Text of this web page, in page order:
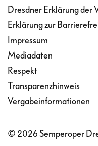
Dresdner Erklärung der
Erklärung zur
Impressum
Mediadaten
Respekt
Transparenzhinweis
Vergabeinformationen
© 2026 Semperoper